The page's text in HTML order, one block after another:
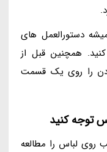
دستورالعمل های
همچنین قبل از
را روی یک قسمت
لباس را مطالعه